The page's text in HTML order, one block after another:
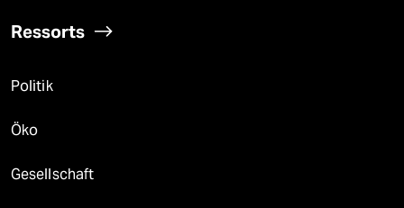
Ressorts
Politik
Öko
Gesellschaft